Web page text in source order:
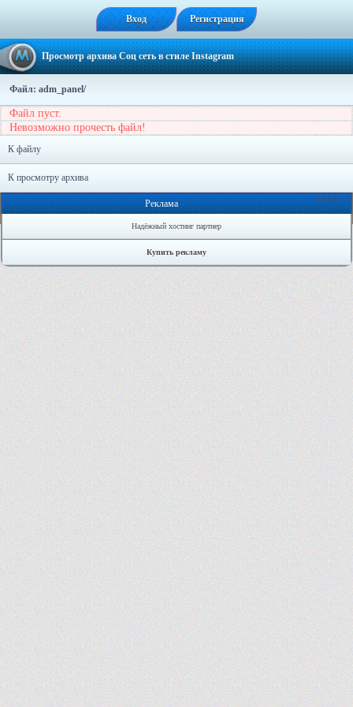
Вход Регистрация
Просмотр архива Соц сеть в стиле Instagram
Файл: adm_panel/
Файл пуст.
Невозможно прочесть файл!
К файлу
К просмотру архива
Онлайн: 0
Реклама
Надёжный хостинг партнер
Купить рекламу